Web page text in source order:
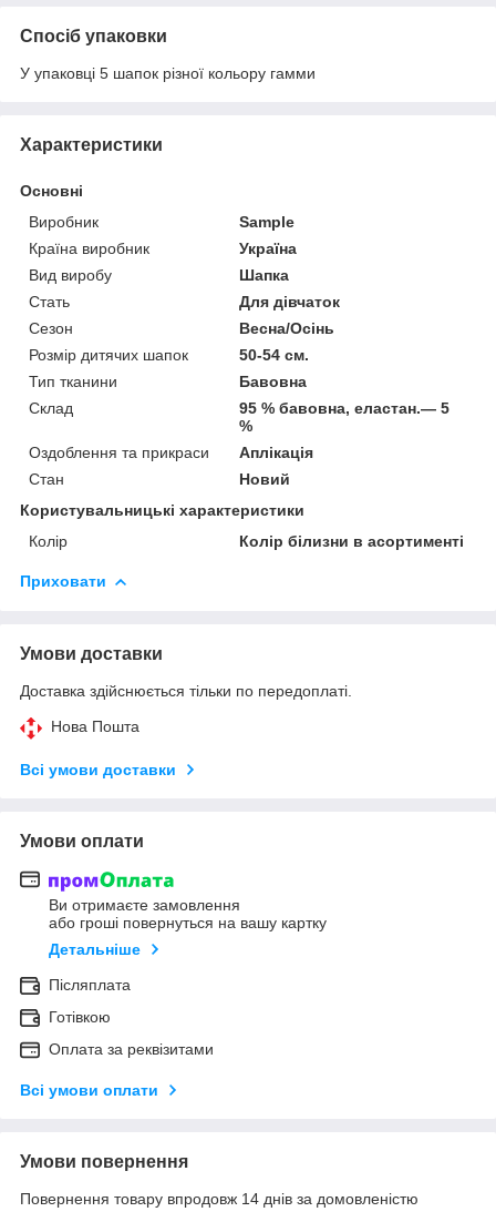
Спосіб упаковки
У упаковці 5 шапок різної кольору гамми
Характеристики
Основні
Виробник
Sample
Країна виробник
Україна
Вид виробу
Шапка
Стать
Для дівчаток
Сезон
Весна/Осінь
Розмір дитячих шапок
50-54 см.
Тип тканини
Бавовна
Склад
95 % бавовна, еластан.― 5
%
Оздоблення та прикраси
Аплікація
Стан
Новий
Користувальницькі характеристики
Колір
Колір білизни в асортименті
Приховати
Умови доставки
Доставка здійснюється тільки по передоплаті.
Нова Пошта
Всі умови доставки
Умови оплати
Ви отримаєте замовлення
або гроші повернуться на вашу картку
Детальніше
Післяплата
Готівкою
Оплата за реквізитами
Всі умови оплати
Умови повернення
Повернення товару впродовж 14 днів за домовленістю